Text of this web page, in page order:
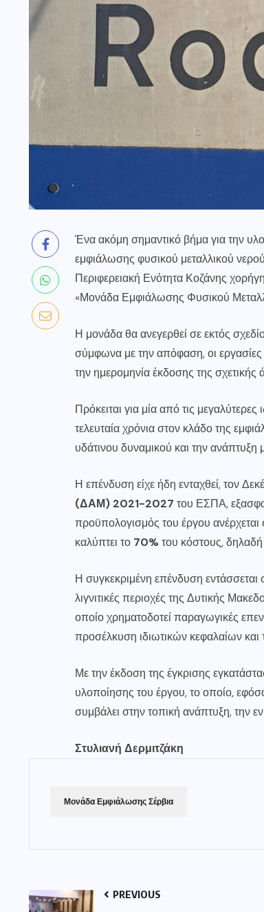
Ένα ακόμη σημαντικό βήμα για την
εμφιάλωσης φυσικού μεταλλικού
Περιφερειακή Ενότητα Κοζάνης
«Μονάδα Εμφιάλωσης Φυσικού
Η μονάδα θα ανεγερθεί σε εκτός
σύμφωνα με την απόφαση, οι
την ημερομηνία έκδοσης της σχετικής
Πρόκειται για μία από τις
τελευταία χρόνια στον κλάδο της
υδάτινου δυναμικού και την
Η επένδυση είχε ήδη ενταχθεί, τον
(ΔΑΜ) 2021-2027 του ΕΣΠΑ,
προϋπολογισμός του έργου ανέρχεται
καλύπτει το 70%του κόστους,
Η συγκεκριμένη επένδυση εντάσσεται
λιγνιτικές περιοχές της Δυτικής
οποίο χρηματοδοτεί παραγωγικές
προσέλκυση ιδιωτικών κεφαλαίων
Με την έκδοση της έγκρισης
υλοποίησης του έργου, το οποίο,
συμβάλει στην τοπική ανάπτυξη, την
Στυλιανή Δερμιτζάκη
Μονάδα Εμφιάλωσης Σέρβια
PREVIOUS